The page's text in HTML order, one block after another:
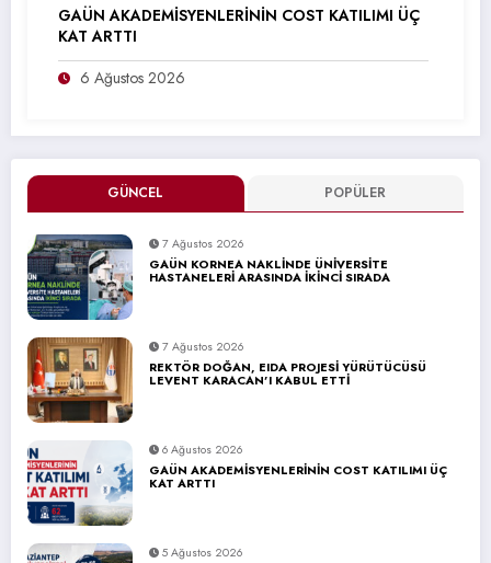
GÜNCEL POPÜLER
7 Ağustos 2026
GAÜN KORNEA NAKLİNDE ÜNİVERSİTE
HASTANELERİ ARASINDA İKİNCİ SIRADA
7 Ağustos 2026
REKTÖR DOĞAN, EIDA PROJESİ YÜRÜTÜCÜSÜ
LEVENT KARACAN’I KABUL ETTİ
6 Ağustos 2026
GAÜN AKADEMİSYENLERİNİN COST KATILIMI ÜÇ
KAT ARTTI
5 Ağustos 2026
GAÜN AKADEMİSYENLERİNİN COST KATILIMI ÜÇ
KAT ARTTI
6 Ağustos 2026